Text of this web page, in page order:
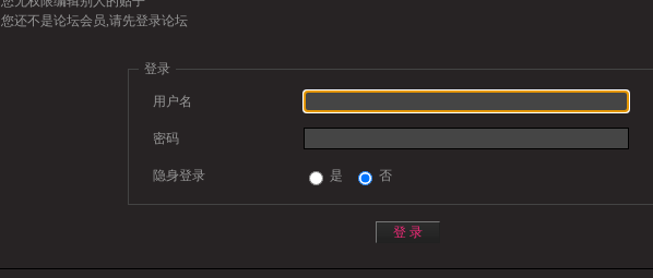
您还不是论坛会员,请先登录论坛
登录
用户名
密码
隐身登录 是 否